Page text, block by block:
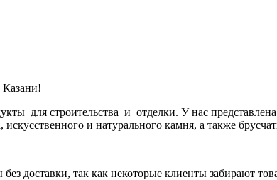
Казани!
для строительства и отделки. У нас
и натурального камня, а также
доставки, так как некоторые клиенты забирают